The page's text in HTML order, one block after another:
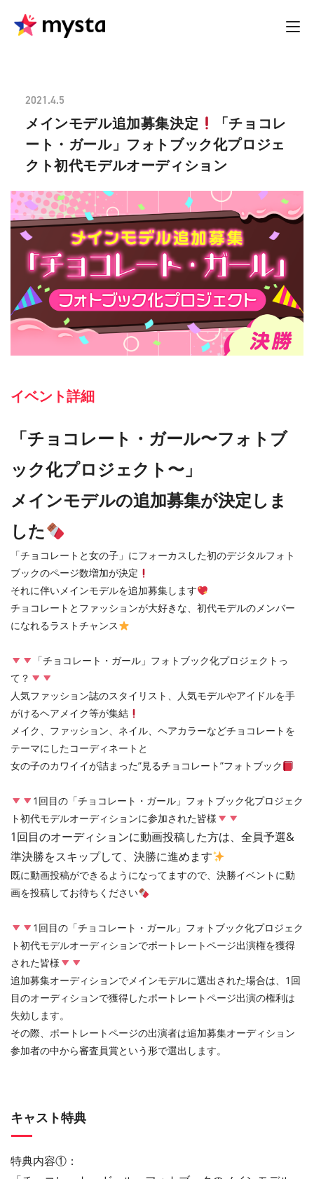
2021.4.5
メインモデル追加募集決定
「チョコレ
ート・ガール」フォトブック化プロジェ
クト初代モデルオーディション
イベント詳細
「チョコレート・ガール〜フォトブ
ック化プロジェクト〜」
メインモデルの追加募集が決定しま
した
「チョコレートと女の子」にフォーカスした初のデジタルフォト
ブックのページ数増加が決定
それに伴いメインモデルを追加募集します
チョコレートとファッションが大好きな、初代モデルのメンバー
になれるラストチャンス
「チョコレート・ガール」フォトブック化プロジェクトっ
て？
人気ファッション誌のスタイリスト、人気モデルやアイドルを手
がけるヘアメイク等が集結
メイク、ファッション、ネイル、ヘアカラーなどチョコレートを
テーマにしたコーディネートと
女の子のカワイイが詰まった”見るチョコレート”フォトブック
1回目の「チョコレート・ガール」フォトブック化プロジェク
ト初代モデルオーディションに参加された皆様
1回目のオーディションに動画投稿した方は、全員予選&
準決勝をスキップして、決勝に進めます
既に動画投稿ができるようになってますので、決勝イベントに動
画を投稿してお待ちください
1回目の「チョコレート・ガール」フォトブック化プロジェク
ト初代モデルオーディションでポートレートページ出演権を獲得
された皆様
追加募集オーディションでメインモデルに選出された場合は、1回
目のオーディションで獲得したポートレートページ出演の権利は
失効します。
その際、ポートレートページの出演者は追加募集オーディション
参加者の中から審査員賞という形で選出します。
キャスト特典
特典内容①：